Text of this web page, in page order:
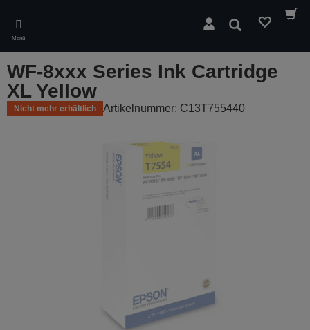
main
content
Menü
Suchen
WF-8xxx Series Ink Cartridge
XL Yellow
Nicht mehr erhältlich Artikelnummer: C13T755440